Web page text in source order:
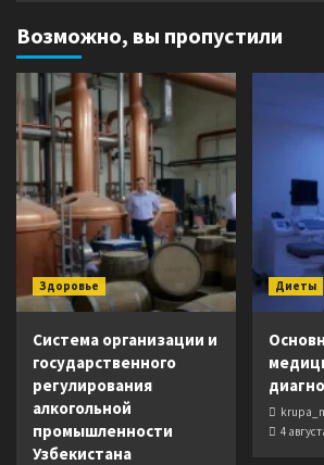
Возможно, вы пропустили
Здоровье
Система организации и
государственного
регулирования
алкогольной
промышленности
Узбекистана
Диеты
4